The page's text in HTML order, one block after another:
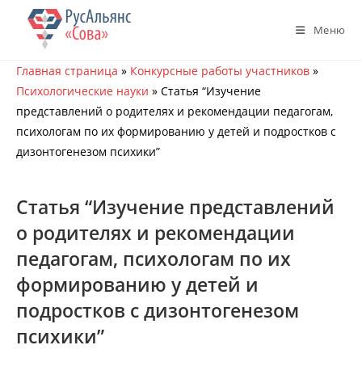
Перейти
содержимому
Меню
Главная страница » Конкурсные работы участников »
Психологические науки » Статья “Изучение
представлений о родителях и рекомендации педагогам,
психологам по их формированию у детей и подростков с
дизонтогенезом психики”
Статья “Изучение представлений
о родителях и рекомендации
педагогам, психологам по их
формированию у детей и
подростков с дизонтогенезом
психики”